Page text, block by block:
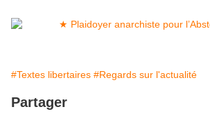
#Textes libertaires #Regards sur l'actualité
Partager